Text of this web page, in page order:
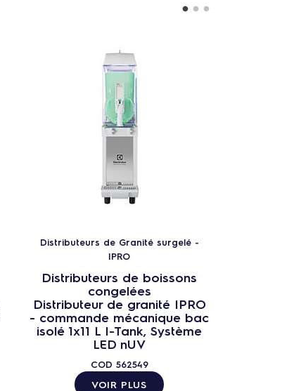
Distributeurs de Granité surgelé -
IPRO
Distributeurs de boissons
congelées
Distributeur de granité IPRO
- commande mécanique bac
isolé 1x11 L I-Tank, Système
LED nUV
COD 562549
VOIR PLUS